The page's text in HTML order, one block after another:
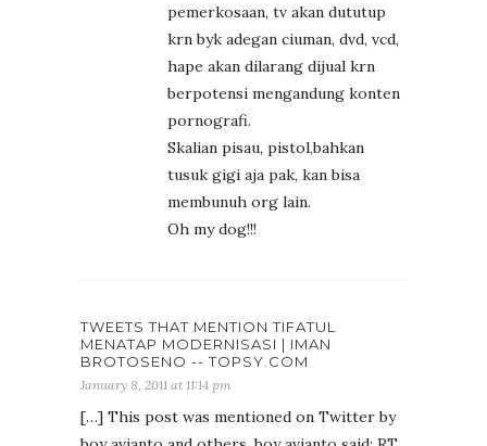
pemerkosaan, tv akan dututup
krn byk adegan ciuman, dvd, vcd,
hape akan dilarang dijual krn
berpotensi mengandung konten
pornografi.
Skalian pisau, pistol,bahkan
tusuk gigi aja pak, kan bisa
membunuh org lain.
Oh my dog!!!
TWEETS THAT MENTION TIFATUL
MENATAP MODERNISASI | IMAN
BROTOSENO -- TOPSY.COM
January 8, 2011 at 11:14 pm
[…] This post was mentioned on Twitter by